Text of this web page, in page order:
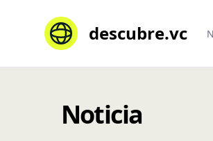
descubre.vc
Noticia